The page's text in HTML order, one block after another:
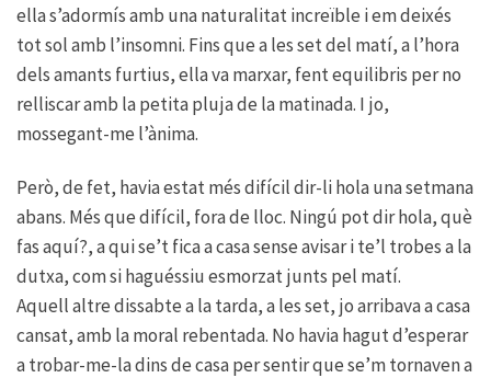
ella s’adormís amb una naturalitat increïble i em deixés
tot sol amb l’insomni. Fins que a les set del matí, a l’hora
dels amants furtius, ella va marxar, fent equilibris per no
relliscar amb la petita pluja de la matinada. I jo,
mossegant-me l’ànima.
Però, de fet, havia estat més difícil dir-li hola una setmana
abans. Més que difícil, fora de lloc. Ningú pot dir hola, què
fas aquí?, a qui se’t fica a casa sense avisar i te’l trobes a la
dutxa, com si haguéssiu esmorzat junts pel matí.
Aquell altre dissabte a la tarda, a les set, jo arribava a casa
cansat, amb la moral rebentada. No havia hagut d’esperar
a trobar-me-la dins de casa per sentir que se’m tornaven a